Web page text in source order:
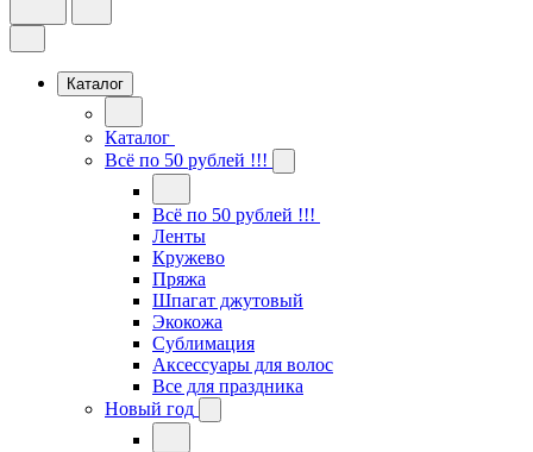
Каталог
Каталог
Всё по 50 рублей !!!
Всё по 50 рублей !!!
Ленты
Кружево
Пряжа
Шпагат джутовый
Экокожа
Сублимация
Аксессуары для волос
Все для праздника
Новый год